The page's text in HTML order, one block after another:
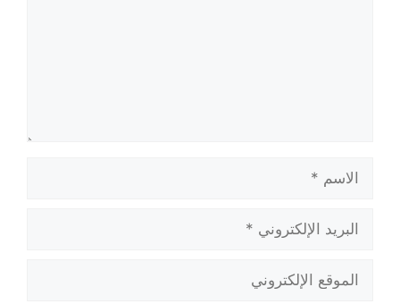
الاسم
البريد
الإلكتروني
الموقع
الإلكتروني